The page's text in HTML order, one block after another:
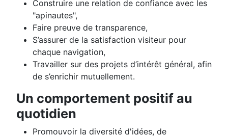
Construire une relation de confiance avec les
"apinautes",
Faire preuve de transparence,
S’assurer de la satisfaction visiteur pour
chaque navigation,
Travailler sur des projets d’intérêt général, afin
de s’enrichir mutuellement.
Un comportement positif au
quotidien
Promouvoir la diversité d'idées, de